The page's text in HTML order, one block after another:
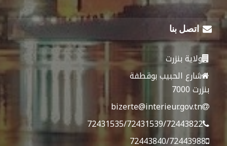
اتصل بنا
ولاية بنزرت
شارع الحبيب بوقطفة
بنزرت 7000
bizerte@interieur.gov.tn
72431535/72431539/72443822
72443840/72443988